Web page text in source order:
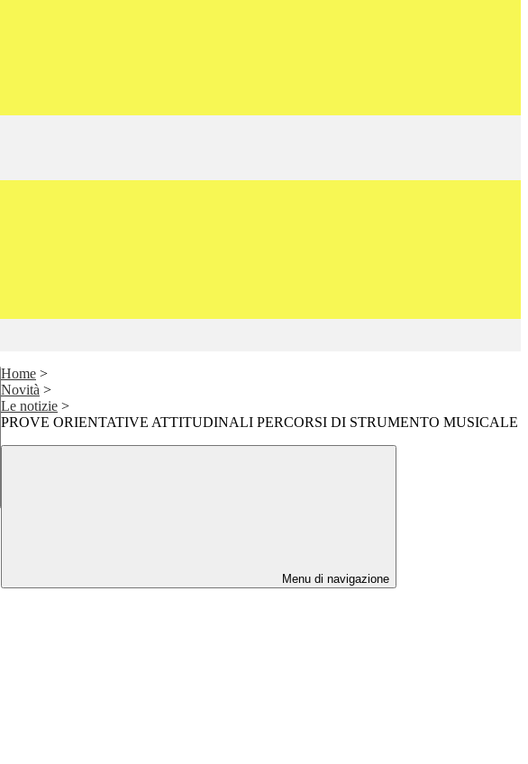
Home >
Novità >
Le notizie >
PROVE ORIENTATIVE ATTITUDINALI PERCORSI DI STRUMENTO MUSICALE
Menu di navigazione